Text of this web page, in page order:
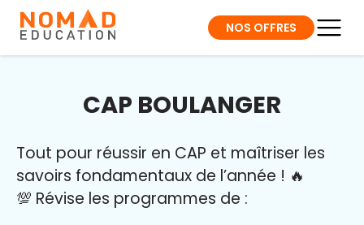
NOS OFFRES
CAP BOULANGER
Tout pour réussir en CAP et maîtriser les
savoirs fondamentaux de l’année ! 🔥
💯 Révise les programmes de :